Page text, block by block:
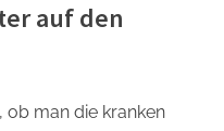
auf den
man die kranken